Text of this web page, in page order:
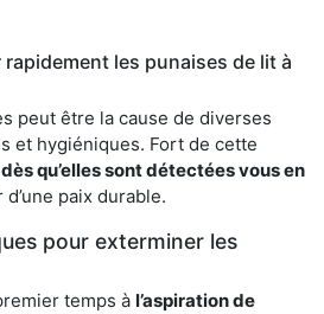
les punaises de lit à
peut être la cause de diverses
et hygiéniques. Fort de cette
qu’elles sont détectées vous en
paix durable.
pour exterminer les
temps à l’aspiration de